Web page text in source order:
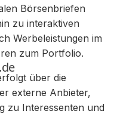
Börsenbriefen
zu interaktiven
Werbeleistungen im
zum Portfolio.
über die
externe Anbieter,
zu Interessenten und